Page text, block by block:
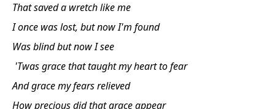
That saved a wretch like me
I once was lost, but now I'm found
Was blind but now I see
'Twas grace that taught my heart to fear
And grace my fears relieved
How precious did that grace appear